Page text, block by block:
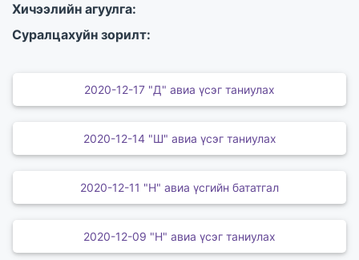
Хичээлийн агуулга:
Суралцахуйн зорилт:
2020-12-17 "Д" авиа үсэг таниулах
2020-12-14 "Ш" авиа үсэг таниулах
2020-12-11 "Н" авиа үсгийн бататгал
2020-12-09 "Н" авиа үсэг таниулах